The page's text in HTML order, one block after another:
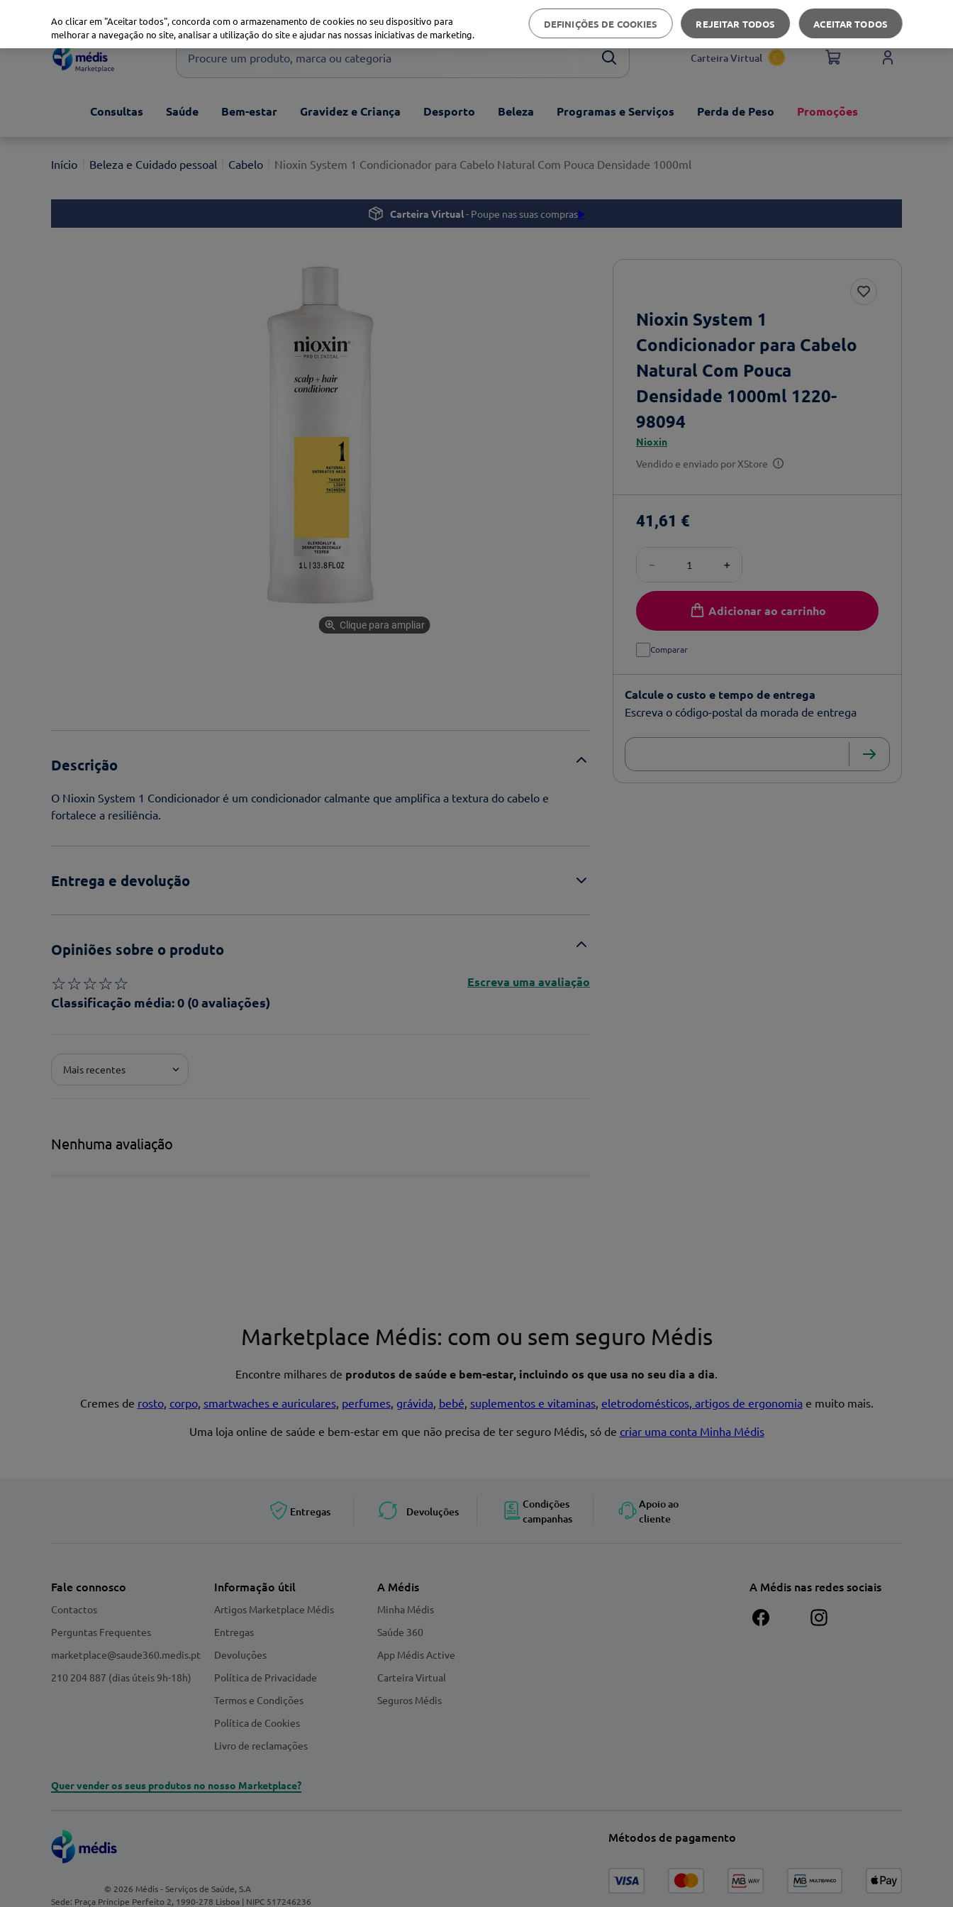
Apoio ao cliente
Procure um produto, marca ou categoria
1º xiaomi
3º now
Carteira Virtual
Consultas Saúde Bem-estar Gravidez e Criança Desporto Beleza Programas e Serviços Perda de Peso Promoções
Beleza e Cuidado pessoal Cabelo Nioxin System 1 Condicionador para Cabelo Natural Com Pouca Densidade 1000ml
Carteira Virtual- Poupe nas suas compras▶️
Clique para ampliar
Descrição
O Nioxin System 1 Condicionador é um condicionador calmante que amplifica a textura do cabelo e
fortalece a resiliência.
Entrega e devolução
Opiniões sobre o produto
☆☆☆☆☆
Classificação média: 0 (0 avaliações)
Escreva uma avaliação
Pontuação*
Mais recentes
Nenhuma avaliação
Nioxin System 1
Condicionador para Cabelo
Natural Com Pouca
Densidade 1000ml 1220-
98094
Nioxin
Vendido e enviado por XStore
41 ,61 €
＋
－
Adicionar ao carrinho
Comparar
Calcule o custo e tempo de entrega
Escreva o código-postal da morada de entrega
Marketplace Médis: com ou sem seguro Médis
Encontre milhares de produtos de saúde e bem-estar, incluindo os que usa no seu dia a dia.
Cremes de rosto, corpo, smartwaches e auriculares, perfumes, grávida, bebé, suplementos e vitaminas, eletrodomésticos, artigos de ergonomia e muito mais.
Uma loja online de saúde e bem-estar em que não precisa de ter seguro Médis, só de criar uma conta Minha Médis
Entregas Devoluções
Condições
campanhas
Apoio ao
cliente
Fale connosco
Contactos
Perguntas Frequentes
marketplace@saude360.medis.pt
210 204 887 (dias úteis 9h-18h)
Informação útil
Artigos Marketplace Médis
Entregas
Devoluções
Política de Privacidade
Termos e Condições
Política de Cookies
Livro de reclamações
A Médis
Minha Médis
Saúde 360
App Médis Active
Carteira Virtual
Seguros Médis
A Médis nas redes sociais
Quer vender os seus produtos no nosso Marketplace?
© 2026 Médis - Serviços de Saúde, S.A
Sede: Praça Príncipe Perfeito 2, 1990-278 Lisboa | NIPC 517246236
Métodos de pagamento
Ao clicar em "Aceitar todos", concorda com o armazenamento de cookies no seu dispositivo para
melhorar a navegação no site, analisar a utilização do site e ajudar nas nossas iniciativas de marketing.
DEFINIÇÕES DE COOKIES REJEITAR TODOS ACEITAR TODOS